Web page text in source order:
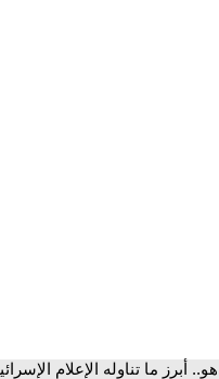
أبرز ما تناوله الإعلام